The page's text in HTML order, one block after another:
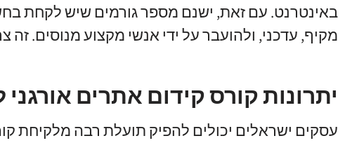
באינטרנט. עם זאת, ישנם מספר גורמים שיש לקחת
מקיף, עדכני, ולהועבר על ידי אנשי מקצוע מנוסים. זה
יתרונות קורס קידום אתרים
עסקים ישראלים יכולים להפיק תועלת רבה מלקיחת